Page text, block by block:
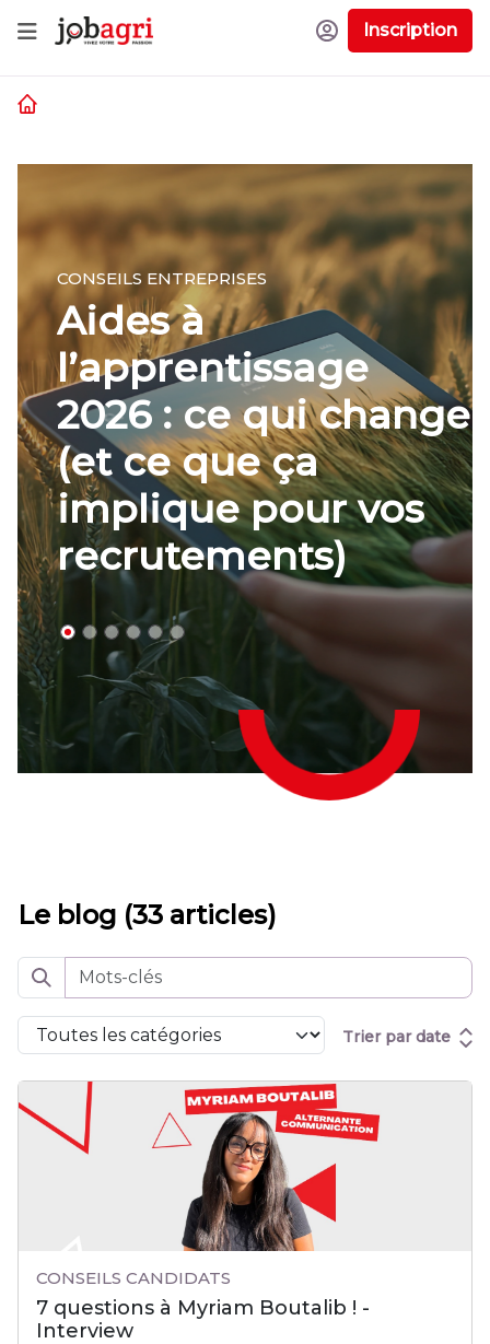
Inscription
CONSEILS CANDIDATS
7 questions à
myriam boutalib ! -
interview
Le blog (33 articles)
Trier par date
CONSEILS CANDIDATS
7 questions à Myriam Boutalib ! -
Interview